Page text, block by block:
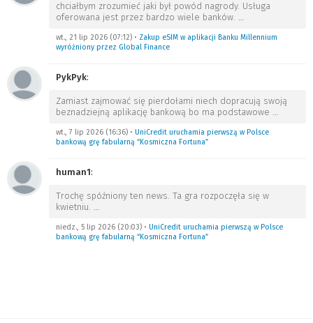
chciałbym zrozumieć jaki był powód nagrody. Usługa
oferowana jest przez bardzo wiele banków. …
wt., 21 lip 2026 (07:12) • Zakup eSIM w aplikacji Banku Millennium
wyróżniony przez Global Finance
PykPyk:
Zamiast zajmować się pierdołami niech dopracują swoją
beznadziejną aplikację bankową bo ma podstawowe …
wt., 7 lip 2026 (16:36) • UniCredit uruchamia pierwszą w Polsce
bankową grę fabularną “Kosmiczna Fortuna”
human1:
Trochę spóźniony ten news. Ta gra rozpoczęła się w
kwietniu. …
niedz., 5 lip 2026 (20:03) • UniCredit uruchamia pierwszą w Polsce
bankową grę fabularną “Kosmiczna Fortuna”